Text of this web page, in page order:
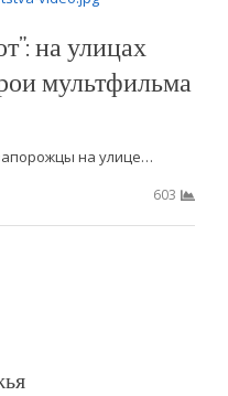
на улицах
мультфильма
на улице…
603